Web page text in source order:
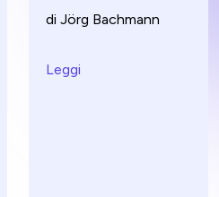
di Jörg Bachmann
Leggi